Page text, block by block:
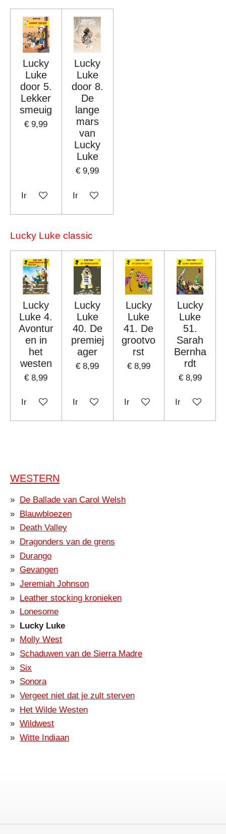
Lucky
Luke
door 5.
Lekker
smeuig
€ 9,99
In winkelwagen
Lucky
Luke
door 8.
De
lange
mars
van
Lucky
Luke
€ 9,99
In winkelwagen
Lucky Luke classic
Lucky
Luke 4.
Avontur
en in
het
westen
€ 8,99
In winkelwagen
Lucky
Luke
40. De
premiej
ager
€ 8,99
In winkelwagen
Lucky
Luke
41. De
grootvo
rst
€ 8,99
In winkelwagen
Lucky
Luke
51.
Sarah
Bernha
rdt
€ 8,99
In
WESTERN
De Ballade van Carol Welsh
Blauwbloezen
Death Valley
Dragonders van de grens
Durango
Gevangen
Jeremiah Johnson
Leather stocking kronieken
Lonesome
Lucky Luke
Molly West
Schaduwen van de Sierra Madre
Six
Sonora
Vergeet niet dat je zult sterven
Het Wilde Westen
Wildwest
Witte Indiaan